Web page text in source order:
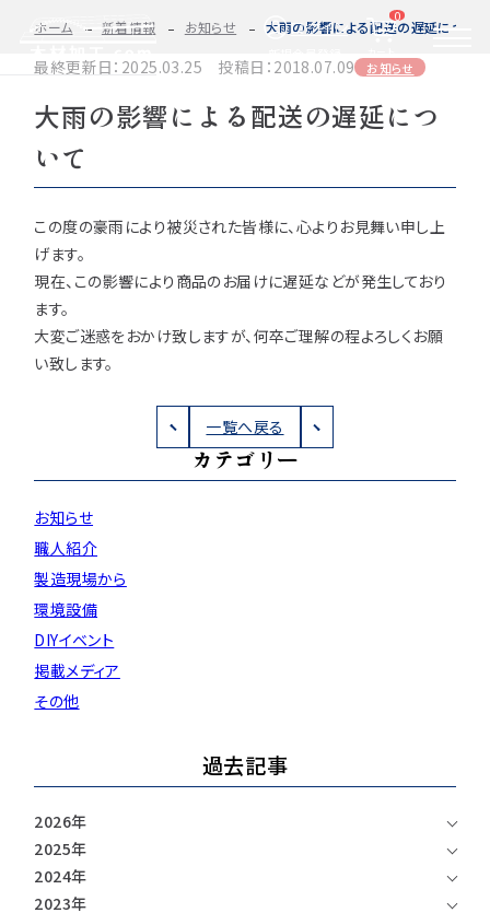
ログイン
0
種類・樹種・用途から選ぶ
取扱木材と選び方
集成材（積層材）
無垢材
化粧貼り
白ポリ
特注対応
表面仕上
ご利用ガイド
初めての方へ
ご注文から商品到着までの流れ
ご注文方法について
納期・配送について
送料について
施工・制作事例
カウンター・天板
テーブル・机
造作材・枠材
プレート・表札
会社情報
会社概要
自動お見積もり・ご注文はこちらから
カット・塗装のみ
2D/3D
イメージ
図面をお持ちの方へ 今すぐお見積もり依頼
関連商品
営業時間 9:00〜17:00（土日祝 定休）
©2025 mokuzaikako.com All Rights Reserved.
ホーム 新着情報 お知らせ 大雨の影響による配送の遅延について
最終更新日：2025.03.25 投稿日：2018.07.09 お知らせ
大雨の影響による配送の遅延につ
いて
この度の豪雨により被災された皆様に、心よりお見舞い申し上
げます。
現在、この影響により商品のお届けに遅延などが発生しており
ます。
大変ご迷惑をおかけ致しますが、何卒ご理解の程よろしくお願
い致します。
一覧へ戻る
カテゴリー
お知らせ
職人紹介
製造現場から
環境設備
DIYイベント
掲載メディア
その他
過去記事
2026年
2025年
2024年
2023年